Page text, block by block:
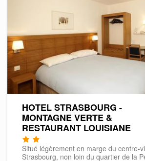
HOTEL STRASBOURG -
MONTAGNE VERTE &
RESTAURANT LOUISIANE
Situé légèrement en marge du centre-
Strasbourg, non loin du quartier de la